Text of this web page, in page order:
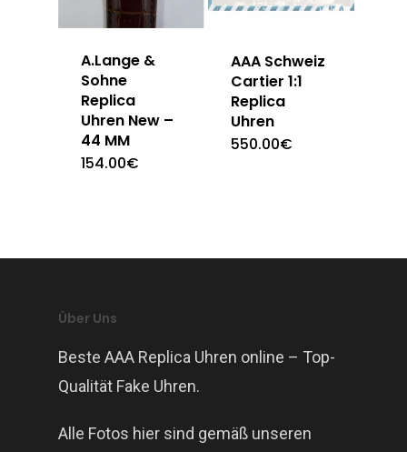
A.Lange &
Sohne
Replica
Uhren New –
44 MM
154.00€
AAA Schweiz
Cartier 1:1
Replica
Uhren
550.00€
Über Uns
Beste AAA Replica Uhren online – Top-
Qualität Fake Uhren.
Alle Fotos hier sind gemäß unseren